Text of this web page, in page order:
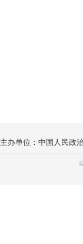
主办单位：中国人民政